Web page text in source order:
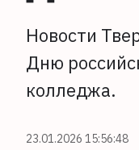
Новости
Дню
колледжа.
23.01.2026 15:56:48